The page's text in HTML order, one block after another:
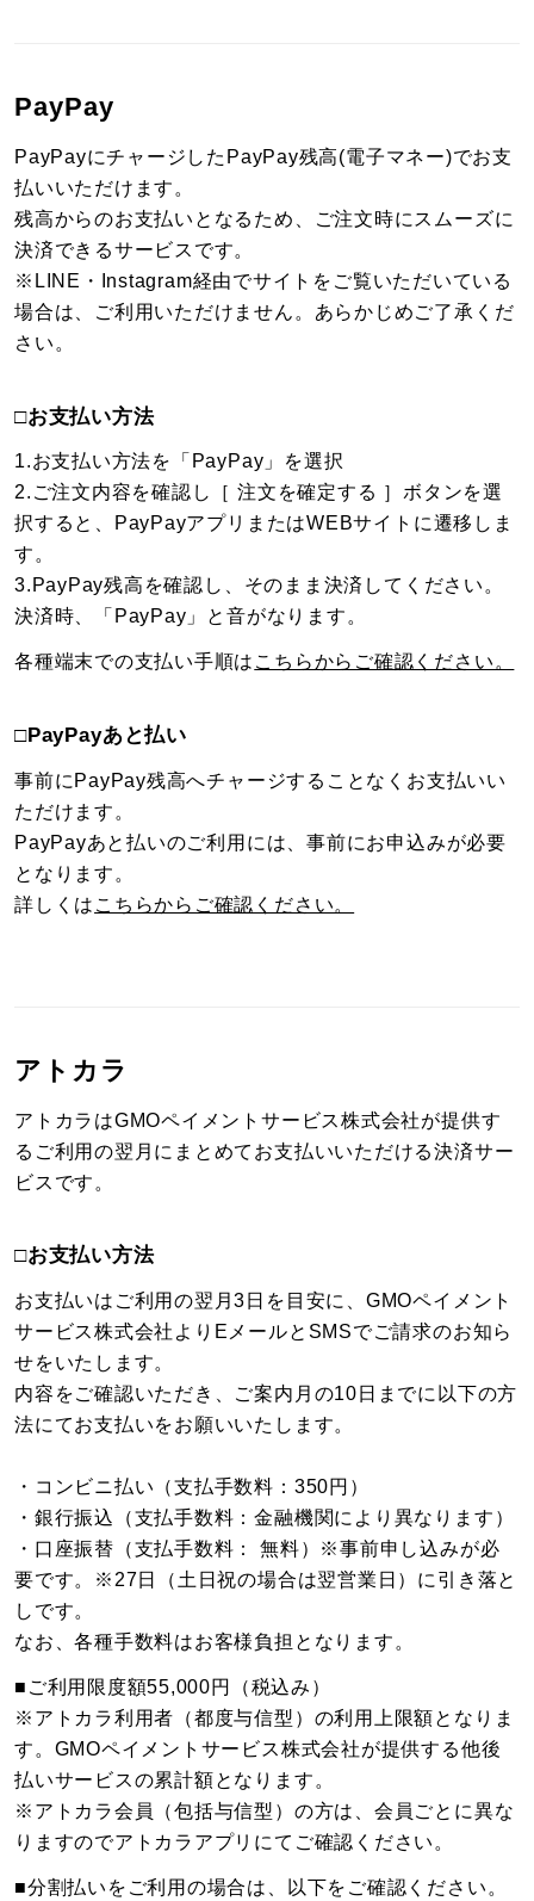
PayPay
PayPayにチャージしたPayPay残高(電子マネー)でお支
払いいただけます。
残高からのお支払いとなるため、ご注文時にスムーズに
決済できるサービスです。
※LINE・Instagram経由でサイトをご覧いただいている
場合は、ご利用いただけません。あらかじめご了承くだ
さい。
□お支払い方法
1.お支払い方法を「PayPay」を選択
2.ご注文内容を確認し［ 注文を確定する ］ボタンを選
択すると、PayPayアプリまたはWEBサイトに遷移しま
す。
3.PayPay残高を確認し、そのまま決済してください。
決済時、「PayPay」と音がなります。
各種端末での支払い手順は こちらからご確認ください。
□PayPayあと払い
事前にPayPay残高へチャージすることなくお支払いい
ただけます。
PayPayあと払いのご利用には、事前にお申込みが必要
となります。
詳しくは こちらからご確認ください。
アトカラ
アトカラはGMOペイメントサービス株式会社が提供す
るご利用の翌月にまとめてお支払いいただける決済サー
ビスです。
□お支払い方法
お支払いはご利用の翌月3日を目安に、GMOペイメント
サービス株式会社よりEメールとSMSでご請求のお知ら
せをいたします。
内容をご確認いただき、ご案内月の10日までに以下の方
法にてお支払いをお願いいたします。
・コンビニ払い（支払手数料：350円）
・銀行振込（支払手数料：金融機関により異なります）
・口座振替（支払手数料： 無料）※事前申し込みが必
要です。※27日（土日祝の場合は翌営業日）に引き落と
しです。
なお、各種手数料はお客様負担となります。
■ご利用限度額55,000円（税込み）
※アトカラ利用者（都度与信型）の利用上限額となりま
す。GMOペイメントサービス株式会社が提供する他後
払いサービスの累計額となります。
※アトカラ会員（包括与信型）の方は、会員ごとに異な
りますのでアトカラアプリにてご確認ください。
■分割払いをご利用の場合は、以下をご確認ください。